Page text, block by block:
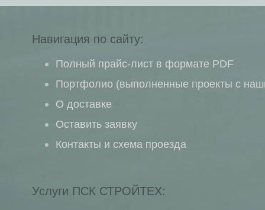
Навигация по сайту:
Полный прайс-лист в формате PDF
Портфолио (выполненные проекты с
О доставке
Оставить заявку
Контакты и схема проезда
Услуги ПСК СТРОЙТЕХ: